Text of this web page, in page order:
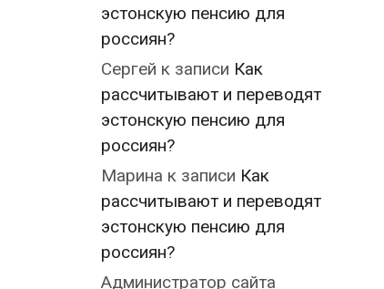
эстонскую пенсию для
россиян?
Сергей к записи Как
рассчитывают и переводят
эстонскую пенсию для
россиян?
Марина к записи Как
рассчитывают и переводят
эстонскую пенсию для
россиян?
Администратор сайта